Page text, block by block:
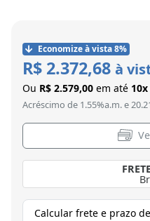
Economize à vista 8%
R$ 2.372,68 à
Ou R$ 2.579,00 em até
Acréscimo de 1.55%a.m. e
Calcular frete e prazo